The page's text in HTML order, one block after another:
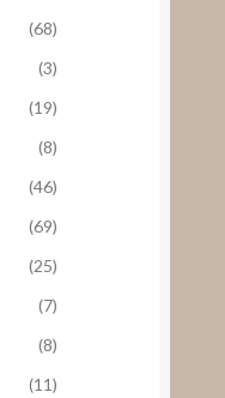
(68)
(3)
(19)
(8)
(46)
(69)
(25)
(7)
(8)
(11)